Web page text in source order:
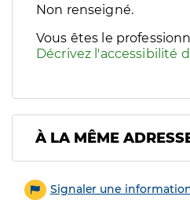
Filtres
Sélectionnez un ou
Non renseigné.
Vous êtes le
Décrivez l'accessibilité
À LA MÊME
Signaler une